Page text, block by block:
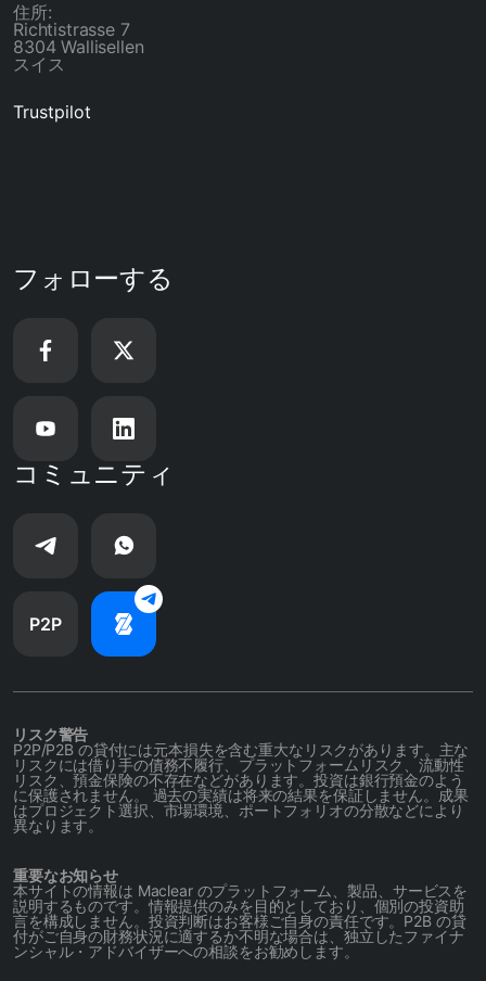
住所:
Richtistrasse 7
8304 Wallisellen
スイス
Trustpilot
フォローする
コミュニティ
P2P
リスク警告
P2P/P2B の貸付には元本損失を含む重大なリスクがあります。主な
リスクには借り手の債務不履行、プラットフォームリスク、流動性
リスク、預金保険の不存在などがあります。投資は銀行預金のよう
に保護されません。 過去の実績は将来の結果を保証しません。成果
はプロジェクト選択、市場環境、ポートフォリオの分散などにより
異なります。
重要なお知らせ
本サイトの情報は Maclear のプラットフォーム、製品、サービスを
説明するものです。情報提供のみを目的としており、個別の投資助
言を構成しません。投資判断はお客様ご自身の責任です。P2B の貸
付がご自身の財務状況に適するか不明な場合は、独立したファイナ
ンシャル・アドバイザーへの相談をお勧めします。